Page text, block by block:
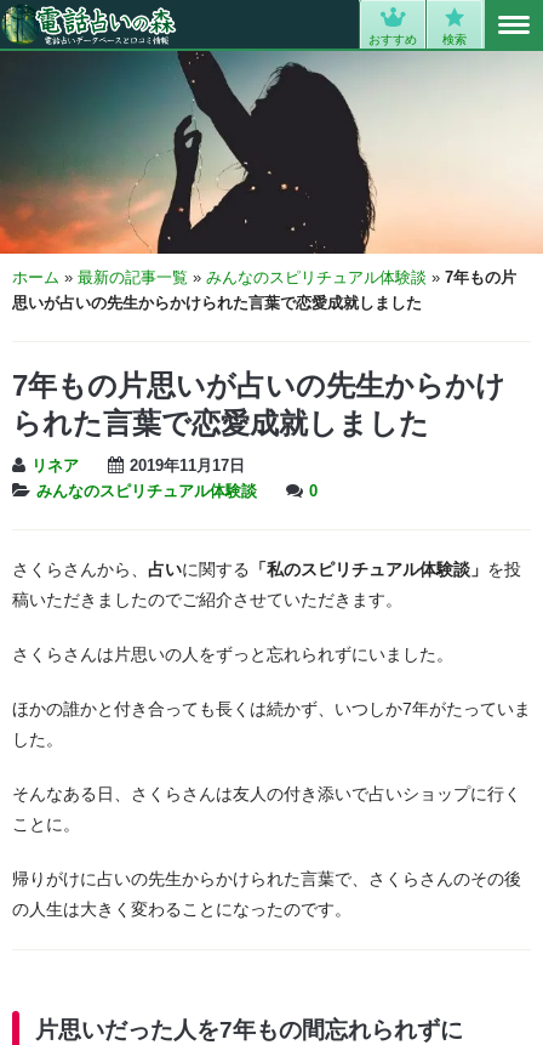
おすすめ 検索
ホーム » 最新の記事一覧 » みんなのスピリチュアル体験談 » 7年もの片
思いが占いの先生からかけられた言葉で恋愛成就しました
7年もの片思いが占いの先生からかけ
られた言葉で恋愛成就しました
リネア
2019年11月17日
みんなのスピリチュアル体験談
0
さくらさんから、 占いに関する 「私のスピリチュアル体験談」 を投
稿いただきましたのでご紹介させていただきます。
さくらさんは片思いの人をずっと忘れられずにいました。
ほかの誰かと付き合っても長くは続かず、いつしか7年がたっていま
した。
そんなある日、さくらさんは友人の付き添いで占いショップに行く
ことに。
帰りがけに占いの先生からかけられた言葉で、さくらさんのその後
の人生は大きく変わることになったのです。
片思いだった人を7年もの間忘れられずに